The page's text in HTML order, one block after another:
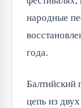
народные
года.
Балтийский
цепь из